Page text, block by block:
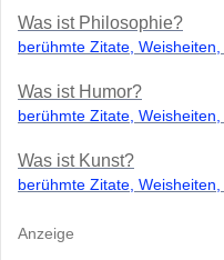
Was ist Philosophie?
berühmte Zitate,
Was ist Humor?
berühmte Zitate,
Was ist Kunst?
berühmte Zitate,
Anzeige